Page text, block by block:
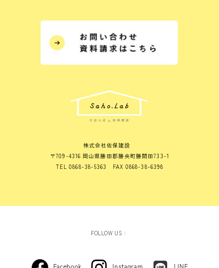
株式会社佐保建設
〒709-4316 岡山県勝田郡勝央町勝間田733-1
TEL 0868-38-5363 FAX 0868-38-6398
FOLLOW US：